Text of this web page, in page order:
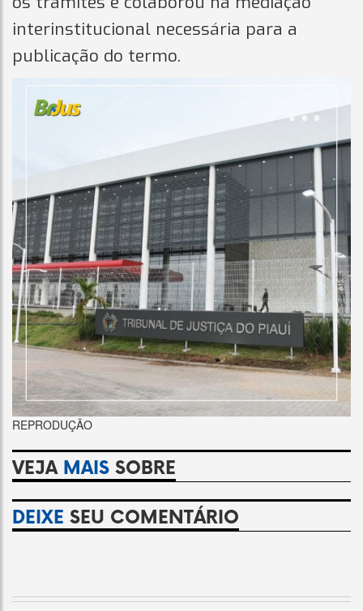
interinstitucional necessária para a
publicação do termo.
REPRODUÇÃO
VEJA MAIS SOBRE
DEIXE SEU COMENTÁRIO